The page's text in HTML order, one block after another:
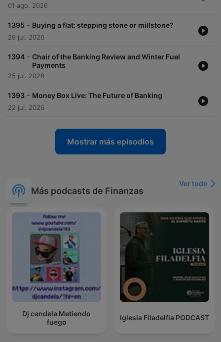
01 ago. 2026
1395 - Buying a flat: stepping stone or millstone?
29 jul. 2026
1394 - Chair of the Banking Review and Winter Fuel
Payments
25 jul. 2026
1393 - Money Box Live: The Future of Banking
22 jul. 2026
Mostrar más episodios
Más podcasts de Finanzas
Ver todo
Dj candela Metiendo
fuego
Iglesia Filadelfia PODCAST